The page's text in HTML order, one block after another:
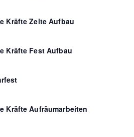
Kräfte Zelte Aufbau
Kräfte Fest Aufbau
Kräfte Aufräumarbeiten